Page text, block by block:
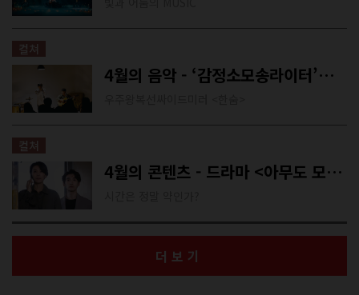
컬쳐
4월의 음악 - ‘감정소모송라이터’의 우주
컬쳐
4월의 콘텐츠 - 드라마 <아무도 모른다>
더보기